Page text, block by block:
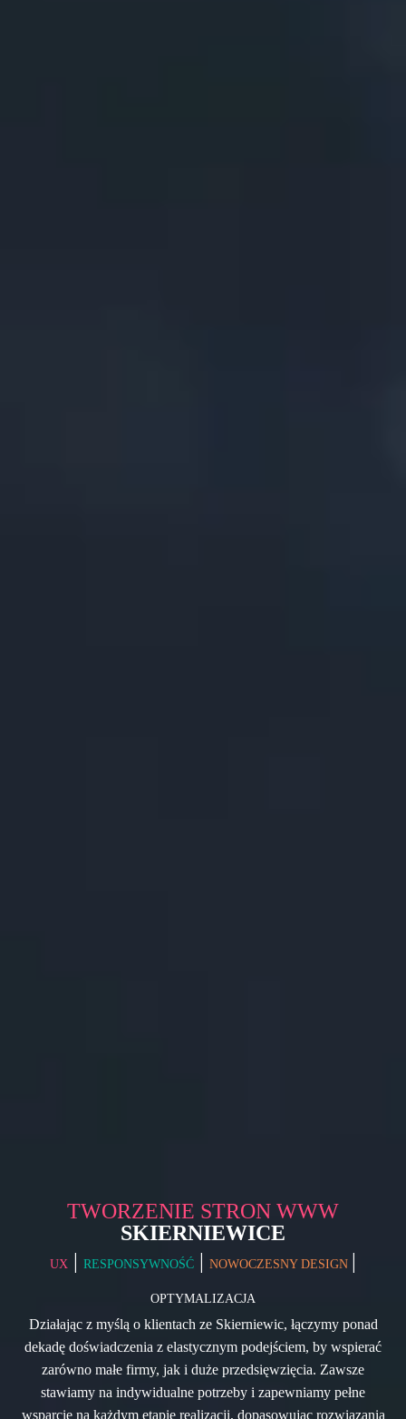
TWORZENIE STRON WWW
SKIERNIEWICE
UX | RESPONSYWNOŚĆ | NOWOCZESNY DESIGN |
OPTYMALIZACJA
Działając z myślą o klientach ze Skierniewic, łączymy ponad
dekadę doświadczenia z elastycznym podejściem, by wspierać
zarówno małe firmy, jak i duże przedsięwzięcia. Zawsze
stawiamy na indywidualne potrzeby i zapewniamy pełne
wsparcie na każdym etapie realizacji, dopasowując rozwiązania